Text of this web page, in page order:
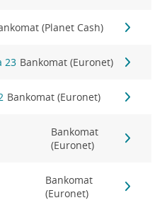
(Planet Cash)
23 Bankomat (Euronet)
Bankomat (Euronet)
Bankomat
(Euronet)
Bankomat
(Euronet)